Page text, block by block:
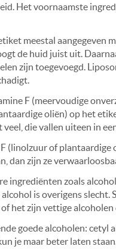
Het voornaamste
meestal aangegeven
de huid juist uit.
zijn toegevoegd.
F (meervoudige
oliën) op het
die vallen uiteen in
(linolzuur of plantaardige
dan zijn ze
ingrediënten zoals
is overigens slecht.
het zijn vettige
goede alcoholen: cetyl
je maar beter laten